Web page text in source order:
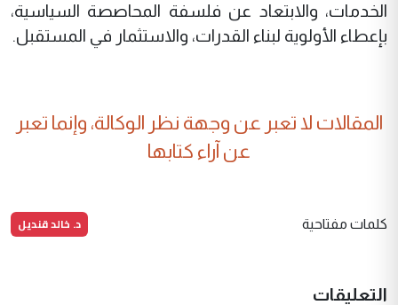
الخدمات، والابتعاد عن فلسفة المحاصصة السياسية،
بإعطاء الأولوية لبناء القدرات، والاستثمار في المستقبل.
المقالات لا تعبر عن وجهة نظر الوكالة، وإنما تعبر
عن آراء كتابها
كلمات مفتاحية د. خالد قنديل
التعليقات